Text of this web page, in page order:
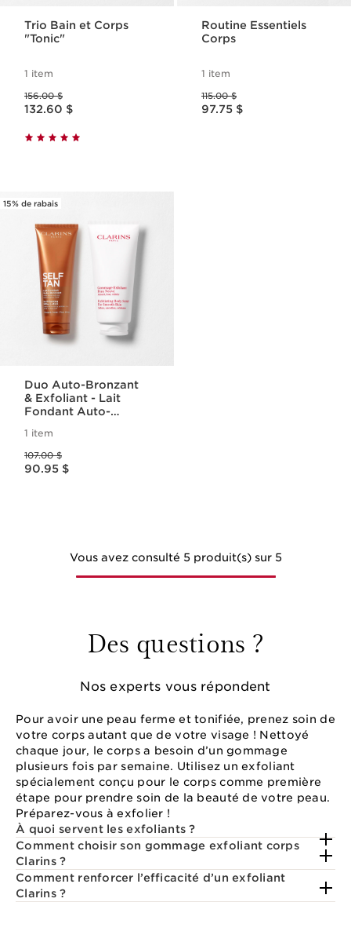
Trio Bain et Corps
"Tonic"
1 item
156.00 $
Nouveau prix 132.60 $
132.60 $
Routine Essentiels
Corps
1 item
115.00 $
Nouveau prix 97.75 $
97.75 $
15% de rabais
Duo Auto-Bronzant
& Exfoliant - Lait
Fondant Auto-
Gommage Exfoliant
Peau Neuve
1 item
107.00 $
Nouveau prix 90.95 $
90.95 $
Vous avez consulté 5 produit(s) sur 5
Des questions ?
Nos experts vous répondent
Pour avoir une peau ferme et tonifiée, prenez soin de
votre corps autant que de votre visage ! Nettoyé
chaque jour, le corps a besoin d’un gommage
plusieurs fois par semaine. Utilisez un exfoliant
spécialement conçu pour le corps comme première
étape pour prendre soin de la beauté de votre peau.
Préparez-vous à exfolier !
À quoi servent les exfoliants ?
Comment choisir son gommage exfoliant corps
Clarins ?
Comment renforcer l’efficacité d’un exfoliant
Clarins ?